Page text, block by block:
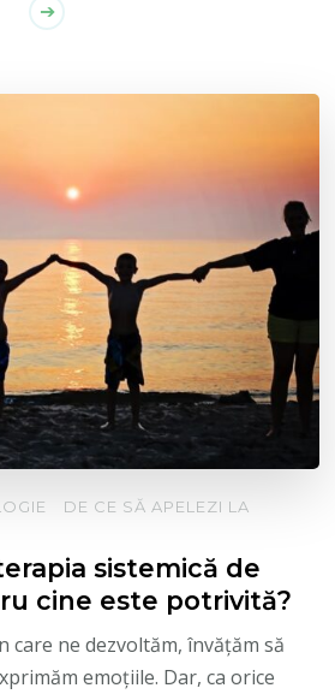
DE CE SĂ APELEZI LA
sistemică de
cine este potrivită?
care ne dezvoltăm, învățăm să
emoțiile. Dar, ca orice